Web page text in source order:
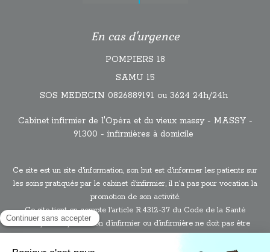
En cas d'urgence
POMPIERS 18
SAMU 15
SOS MEDECIN 0826889191 ou 3624 24h/24h
Cabinet infirmier de l'Opéra et du vieux massy - MASSY -
91300 - infirmières à domicile
Ce site est un site d'information, son but est d'informer les patients sur
les soins pratiqués par le cabinet d'infirmier, il n'a pas pour vocation la
promotion de son activité.
Ce site tient en compte l'article R.4312-37 du Code de la Santé
Publique : “la profession d’infirmier ou d’infirmière ne doit pas être
indirects de réclame ou de publicité sont interdits aux infirmiers ou